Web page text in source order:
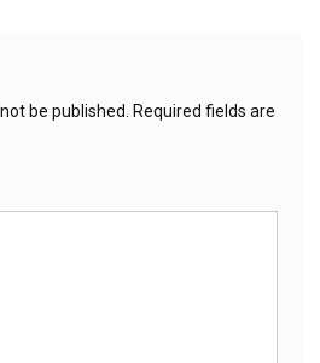
be published.
Required fields are